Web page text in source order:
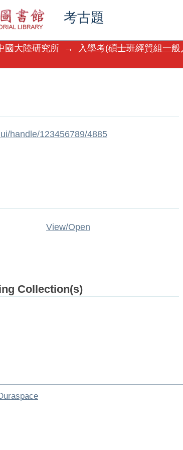
考古題
國大陸研究所 → 入學考(碩士班經貿組一般
handle/123456789/4885
View/Open
Collection(s)